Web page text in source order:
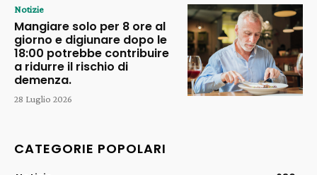
Notizie
Mangiare solo per 8 ore al
giorno e digiunare dopo le
18:00 potrebbe contribuire
a ridurre il rischio di
demenza.
28 Luglio 2026
CATEGORIE POPOLARI